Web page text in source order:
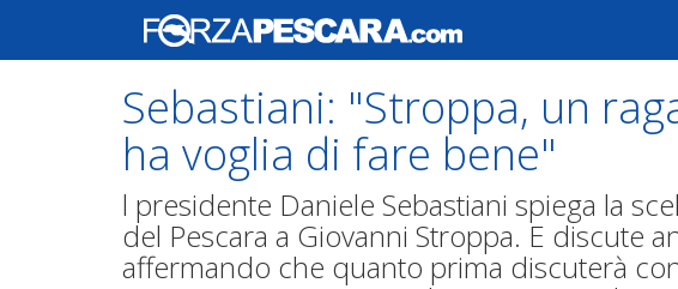
Sebastiani: "Stroppa, un
ha voglia di fare bene"
l presidente Daniele Sebastiani spiega la
del Pescara a Giovanni Stroppa. E discute
affermando che quanto prima discuterà